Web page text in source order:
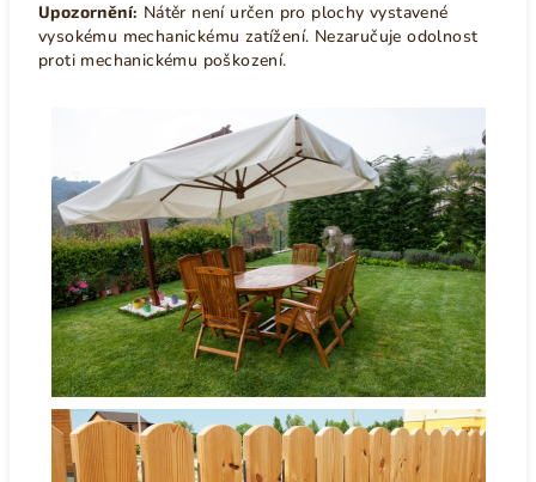
Upozornění: Nátěr není určen pro plochy vystavené
vysokému mechanickému zatížení. Nezaručuje odolnost
proti mechanickému poškození.